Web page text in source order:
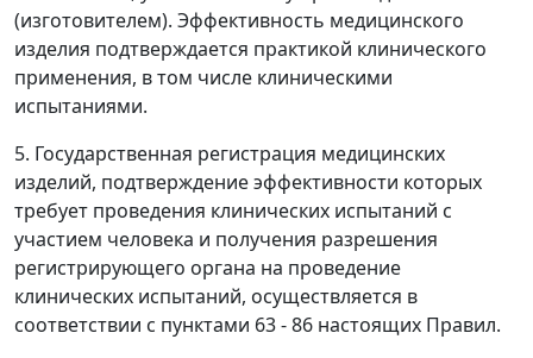
(изготовителем). Эффективность медицинского
изделия подтверждается практикой клинического
применения, в том числе клиническими
испытаниями.
5. Государственная регистрация медицинских
изделий, подтверждение эффективности которых
требует проведения клинических испытаний с
участием человека и получения разрешения
регистрирующего органа на проведение
клинических испытаний, осуществляется в
соответствии с пунктами 63 - 86 настоящих Правил.